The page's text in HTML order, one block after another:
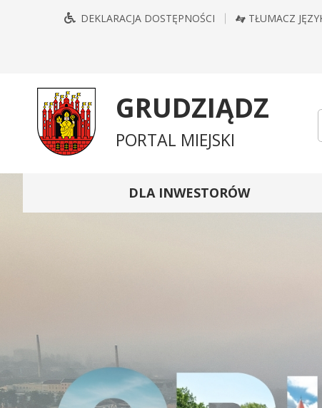
DEKLARACJA DOSTĘPNOŚCI TŁUMACZ
GRUDZIĄDZ
PORTAL MIEJSKI
DLA INWESTORÓW